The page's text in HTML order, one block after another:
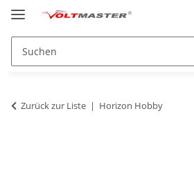
Zurück zur Liste Horizon Hobby